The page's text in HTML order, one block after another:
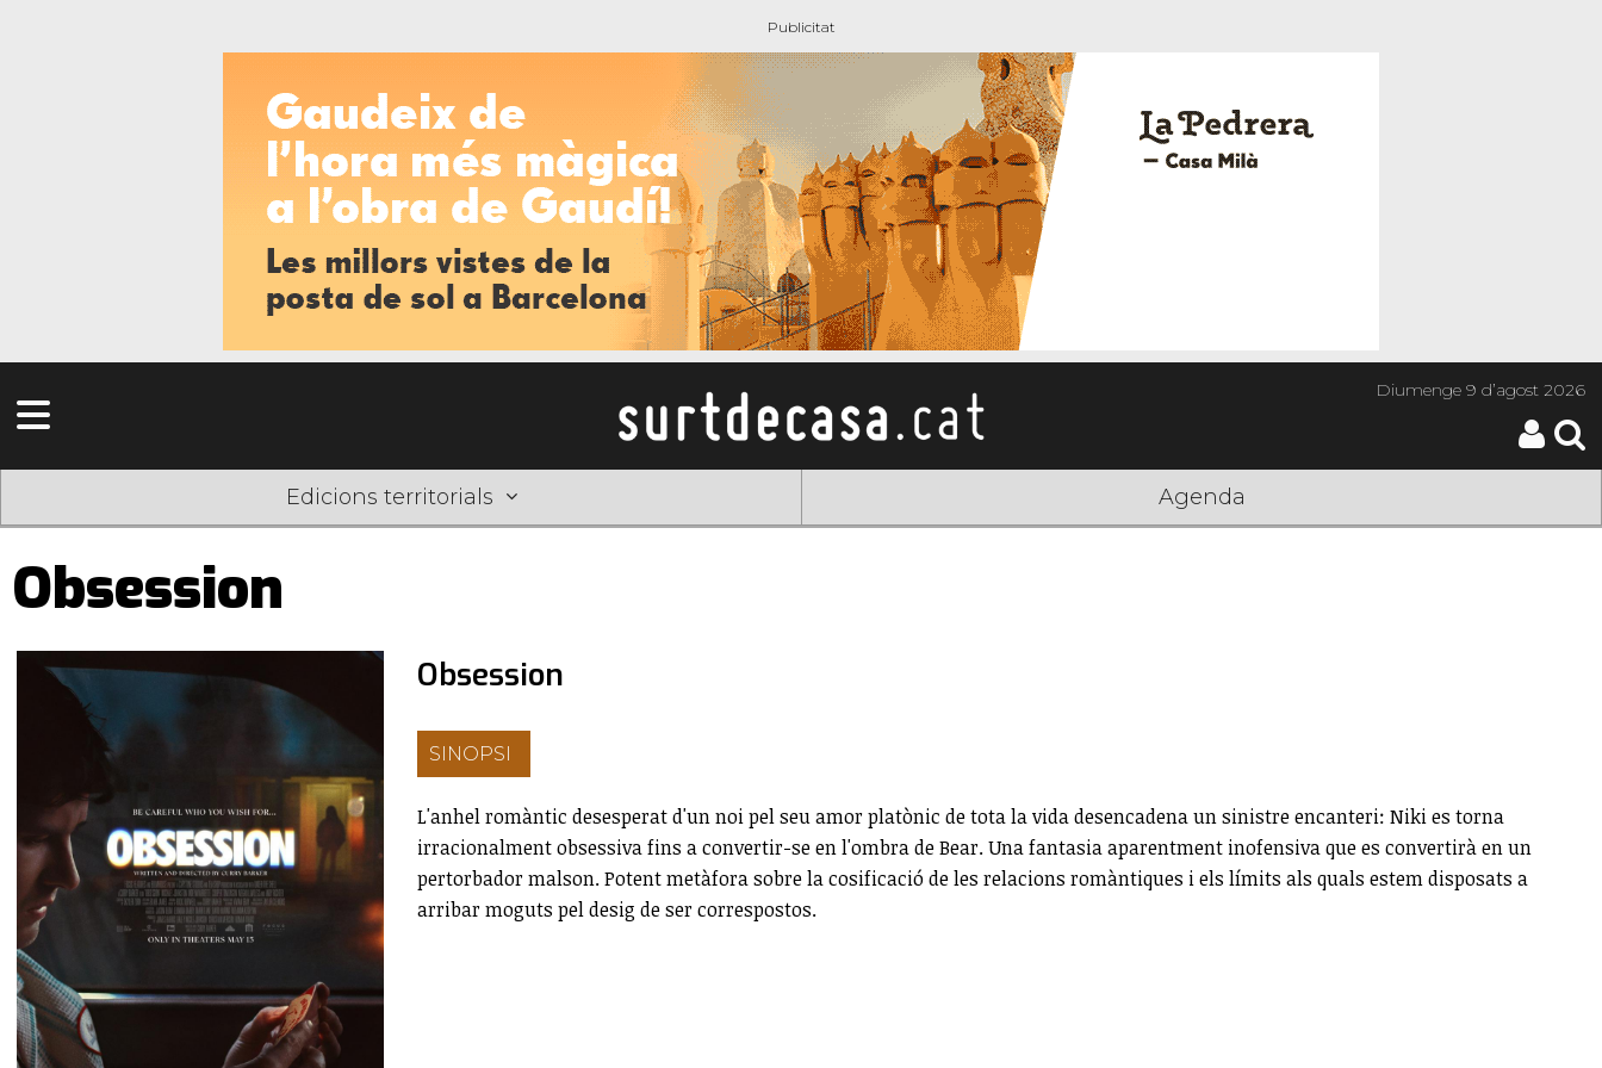
Diumenge9 d’agost 2026
Edicions territorials Agenda
Obsession
Obsession
SINOPSI
L'anhel romàntic desesperat d'un noi pel seu amor platònic de tota la vida desencadena un sinistre encanteri: Niki es torna
irracionalment obsessiva fins a convertir-se en l'ombra de Bear. Una fantasia aparentment inofensiva que es convertirà en un
pertorbador malson. Potent metàfora sobre la cosificació de les relacions romàntiques i els límits als quals estem disposats a
arribar moguts pel desig de ser correspostos.